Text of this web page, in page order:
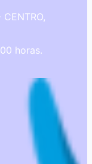
horas.